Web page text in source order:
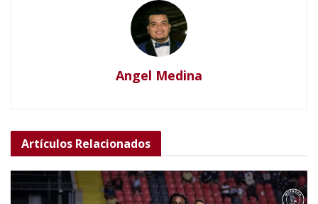
Angel Medina
Artículos Relacionados